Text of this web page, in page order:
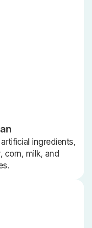
ingredients,
corn, milk, and